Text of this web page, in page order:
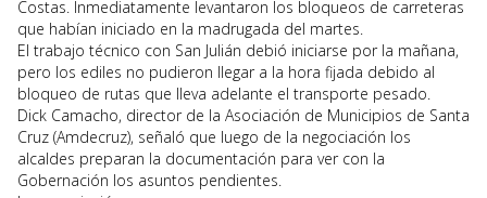
Costas. Inmediatamente levantaron los bloqueos de carreteras
que habían iniciado en la madrugada del martes.
El trabajo técnico con San Julián debió iniciarse por la mañana,
pero los ediles no pudieron llegar a la hora fijada debido al
bloqueo de rutas que lleva adelante el transporte pesado.
Dick Camacho, director de la Asociación de Municipios de Santa
Cruz (Amdecruz), señaló que luego de la negociación los
alcaldes preparan la documentación para ver con la
Gobernación los asuntos pendientes.